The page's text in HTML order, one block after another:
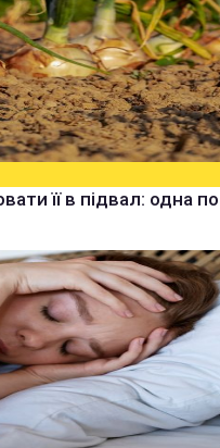
її в підвал: одна